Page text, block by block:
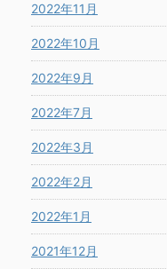
2022年11月
2022年10月
2022年9月
2022年7月
2022年3月
2022年2月
2022年1月
2021年12月